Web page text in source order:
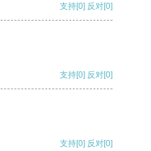
支持[0] 反对[0]
支持[0] 反对[0]
支持[0] 反对[0]